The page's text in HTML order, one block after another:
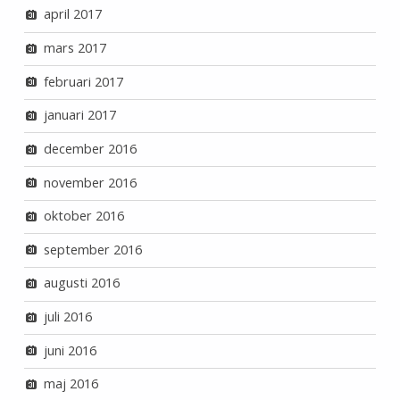
april 2017
mars 2017
februari 2017
januari 2017
december 2016
november 2016
oktober 2016
september 2016
augusti 2016
juli 2016
juni 2016
maj 2016